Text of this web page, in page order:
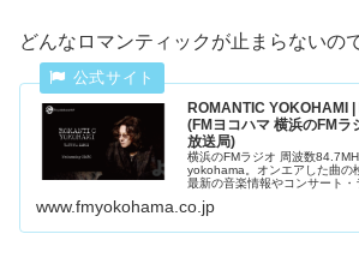
どんなロマンティックが止まらないの
ROMANTIC YOKOHAMI
(FMヨコハマ 横浜のFMラ
放送局)
横浜のFMラジオ 周波数
yokohama。オンエアした曲の
最新の音楽情報やコンサート・
www.fmyokohama.co.jp